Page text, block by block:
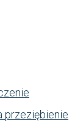
przeziębienie